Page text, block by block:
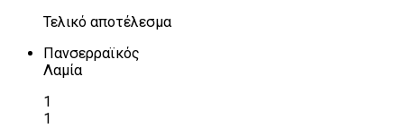
Τελικό αποτέλεσμα
Πανσερραϊκός
Λαμία
1
1